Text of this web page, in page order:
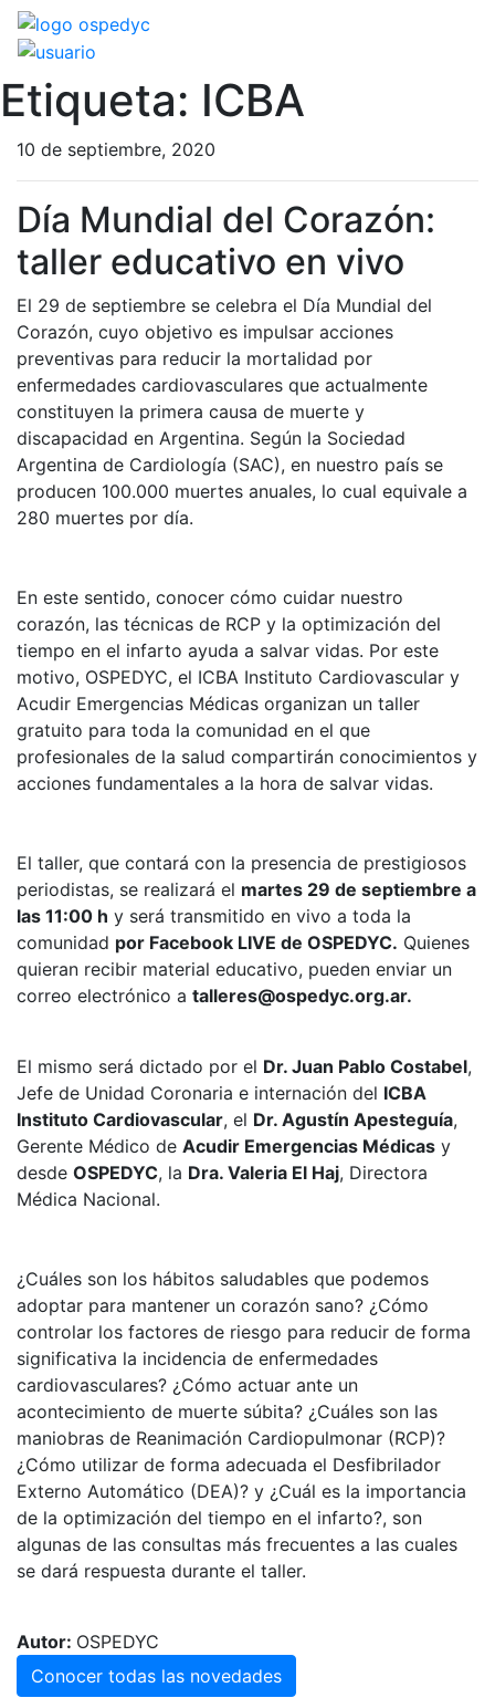
Etiqueta: ICBA
10 de septiembre, 2020
Día Mundial del Corazón:
taller educativo en vivo
El 29 de septiembre se celebra el Día Mundial del
Corazón, cuyo objetivo es impulsar acciones
preventivas para reducir la mortalidad por
enfermedades cardiovasculares que actualmente
constituyen la primera causa de muerte y
discapacidad en Argentina. Según la Sociedad
Argentina de Cardiología (SAC), en nuestro país se
producen 100.000 muertes anuales, lo cual equivale a
280 muertes por día.
En este sentido, conocer cómo cuidar nuestro
corazón, las técnicas de RCP y la optimización del
tiempo en el infarto ayuda a salvar vidas. Por este
motivo, OSPEDYC, el ICBA Instituto Cardiovascular y
Acudir Emergencias Médicas organizan un taller
gratuito para toda la comunidad en el que
profesionales de la salud compartirán conocimientos y
acciones fundamentales a la hora de salvar vidas.
El taller, que contará con la presencia de prestigiosos
periodistas, se realizará el martes 29 de septiembre a
las 11:00 h y será transmitido en vivo a toda la
comunidad por Facebook LIVE de OSPEDYC. Quienes
quieran recibir material educativo, pueden enviar un
correo electrónico a talleres@ospedyc.org.ar.
El mismo será dictado por el Dr. Juan Pablo Costabel,
Jefe de Unidad Coronaria e internación del ICBA
Instituto Cardiovascular, el Dr. Agustín Apesteguía,
Gerente Médico de Acudir Emergencias Médicas y
desde OSPEDYC, la Dra. Valeria El Haj, Directora
Médica Nacional.
¿Cuáles son los hábitos saludables que podemos
adoptar para mantener un corazón sano? ¿Cómo
controlar los factores de riesgo para reducir de forma
significativa la incidencia de enfermedades
cardiovasculares? ¿Cómo actuar ante un
acontecimiento de muerte súbita? ¿Cuáles son las
maniobras de Reanimación Cardiopulmonar (RCP)?
¿Cómo utilizar de forma adecuada el Desfibrilador
Externo Automático (DEA)? y ¿Cuál es la importancia
de la optimización del tiempo en el infarto?, son
algunas de las consultas más frecuentes a las cuales
se dará respuesta durante el taller.
Autor: OSPEDYC
Conocer todas las novedades